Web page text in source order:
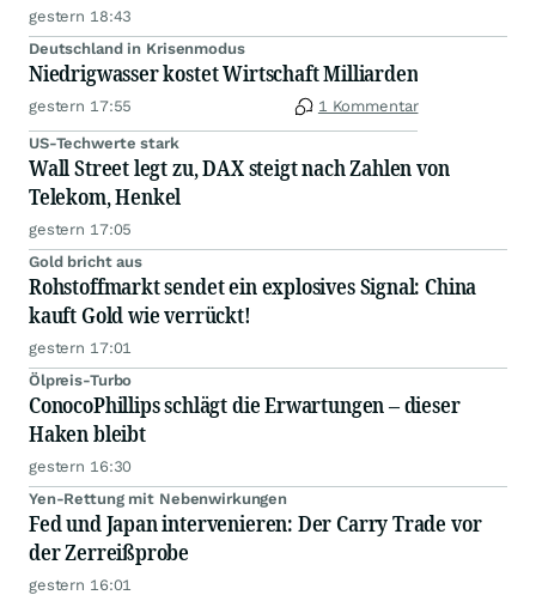
gestern 18:43
Deutschland in Krisenmodus
Niedrigwasser kostet Wirtschaft Milliarden
gestern 17:55 1 Kommentar
US-Techwerte stark
Wall Street legt zu, DAX steigt nach Zahlen von
Telekom, Henkel
gestern 17:05
Gold bricht aus
Rohstoffmarkt sendet ein explosives Signal: China
kauft Gold wie verrückt!
gestern 17:01
Ölpreis-Turbo
ConocoPhillips schlägt die Erwartungen – dieser
Haken bleibt
gestern 16:30
Yen-Rettung mit Nebenwirkungen
Fed und Japan intervenieren: Der Carry Trade vor
der Zerreißprobe
gestern 16:01